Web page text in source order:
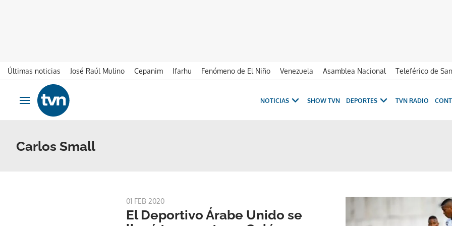
Últimas noticias José Raúl Mulino Cepanim Ifarhu Fenómeno de El Niño Venezuela Asamblea Nacional Teleférico de
Ir al contenido
Obrir navegació
NOTICIAS SHOW TVN DEPORTES TVN RADIO
Carlos Small
01 FEB 2020
El Deportivo Árabe Unido se